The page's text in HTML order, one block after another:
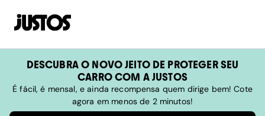
DESCUBRA O NOVO JEITO DE PROTEGER SEU
CARRO COM A JUSTOS
É fácil, é mensal, e ainda recompensa quem dirige bem! Cote
agora em menos de 2 minutos!